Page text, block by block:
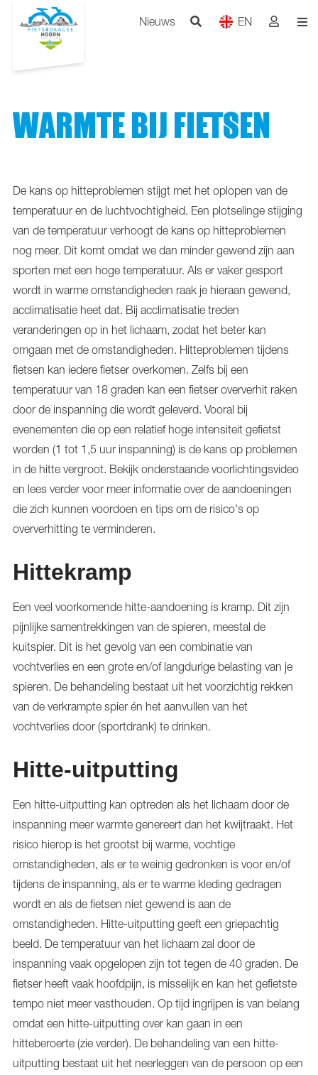
Nieuws EN
WARMTE BIJ FIETSEN
De kans op hitteproblemen stijgt met het oplopen van de
temperatuur en de luchtvochtigheid. Een plotselinge stijging
van de temperatuur verhoogt de kans op hitteproblemen
nog meer. Dit komt omdat we dan minder gewend zijn aan
sporten met een hoge temperatuur. Als er vaker gesport
wordt in warme omstandigheden raak je hieraan gewend,
acclimatisatie heet dat. Bij acclimatisatie treden
veranderingen op in het lichaam, zodat het beter kan
omgaan met de omstandigheden. Hitteproblemen tijdens
fietsen kan iedere fietser overkomen. Zelfs bij een
temperatuur van 18 graden kan een fietser oververhit raken
door de inspanning die wordt geleverd. Vooral bij
evenementen die op een relatief hoge intensiteit gefietst
worden (1 tot 1,5 uur inspanning) is de kans op problemen
in de hitte vergroot. Bekijk onderstaande voorlichtingsvideo
en lees verder voor meer informatie over de aandoeningen
die zich kunnen voordoen en tips om de risico's op
oververhitting te verminderen.
Hittekramp
Een veel voorkomende hitte-aandoening is kramp. Dit zijn
pijnlijke samentrekkingen van de spieren, meestal de
kuitspier. Dit is het gevolg van een combinatie van
vochtverlies en een grote en/of langdurige belasting van je
spieren. De behandeling bestaat uit het voorzichtig rekken
van de verkrampte spier én het aanvullen van het
vochtverlies door (sportdrank) te drinken.
Hitte-uitputting
Een hitte-uitputting kan optreden als het lichaam door de
inspanning meer warmte genereert dan het kwijtraakt. Het
risico hierop is het grootst bij warme, vochtige
omstandigheden, als er te weinig gedronken is voor en/of
tijdens de inspanning, als er te warme kleding gedragen
wordt en als de fietsen niet gewend is aan de
omstandigheden. Hitte-uitputting geeft een griepachtig
beeld. De temperatuur van het lichaam zal door de
inspanning vaak opgelopen zijn tot tegen de 40 graden. De
fietser heeft vaak hoofdpijn, is misselijk en kan het gefietste
tempo niet meer vasthouden. Op tijd ingrijpen is van belang
omdat een hitte-uitputting over kan gaan in een
hitteberoerte (zie verder). De behandeling van een hitte-
uitputting bestaat uit het neerleggen van de persoon op een